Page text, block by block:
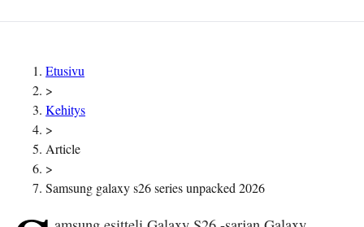
Etusivu
>
Kehitys
>
Article
>
Samsung galaxy s26 series unpacked 2026